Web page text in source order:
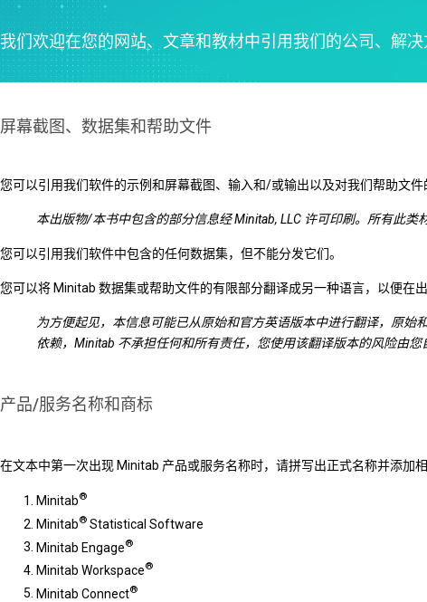
我们欢迎在您的网站、文章和教材中引用我们的公司、解
屏幕截图、数据集和帮助文件
您可以引用我们软件的示例和屏幕截图、输入和/或输出以及对我们帮助文
本出版物/本书中包含的部分信息经 Minitab, LLC 许可印刷。所有此类
您可以引用我们软件中包含的任何数据集，但不能分发它们。
您可以将 Minitab 数据集或帮助文件的有限部分翻译成另一种语言，以便在
为方便起见，本信息可能已从原始和官方英语版本中进行翻译，原始
依赖，Minitab 不承担任何和所有责任，您使用该翻译版本的风险由
产品/服务名称和商标
在文本中第一次出现 Minitab 产品或服务名称时，请拼写出正式名称并添加
Minitab®
Minitab® Statistical Software
Minitab Engage®
Minitab Workspace®
Minitab Connect®